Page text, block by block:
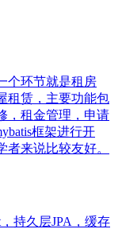
个环节就是租房
租赁，主要功能包
，租金管理，申请
框架进行开
来说比较友好。
持久层JPA，缓存